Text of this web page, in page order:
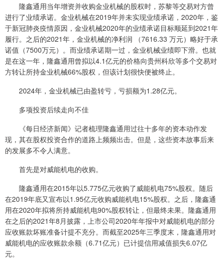
隆鑫通用当年增资并收购金业机械的股权时，苏黎等交易对方曾
进行了业绩承诺。金业机械在2019年并未实现业绩承诺，2020年，鉴
于新冠肺炎疫情原因，金业机械2020年的业绩承诺目标顺延到2021年
履行。之后的2021年，金业机械的净利润 （7616.33 万元）略好于承
诺值（7500万元）。而业绩承诺期一过，金业机械业绩即下滑。也就
是在这一年，隆鑫通用曾拟以4.1亿元的价格向贵州科欣等多个交易对
方转让所持金业机械66%股权，但该计划很快便被终止。
2024年，金业机械已由盈转亏，亏损额为1.28亿元。
多项投资后续走向不佳
《每日经济新闻》记者梳理隆鑫通用过往十多年的资本动作发
现，其在股权投资合作的道路上频频出击。但是，这些资本故事后来
的发展多不令人满意。
首先是对威能机电的收购。
隆鑫通用在2015年以5.775亿元收购了威能机电75%股权。随后
在2019年底又宣布以1.95亿元收购威能机电15%股权。之后，隆鑫通
用在2020年拟将所持威能机电90%股权转让，但最终未果。隆鑫通用
在之后的2021年8月披露，上市公司2020年年报中对威能机电的部分
应收账款坏账准备计提不充分。而截至2025年三季度末，隆鑫通用对
威能机电的应收账款余额（6.71亿元）已计提信用减值损失6.07亿
元。